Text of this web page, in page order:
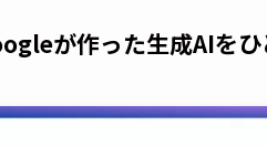
が作った生成AIをひ